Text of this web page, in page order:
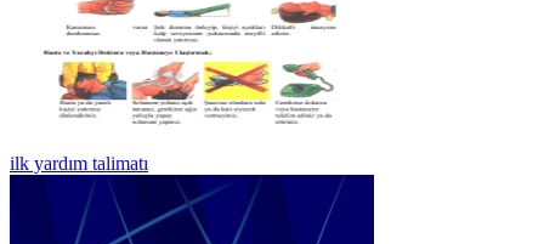
ilk yardım talimatı